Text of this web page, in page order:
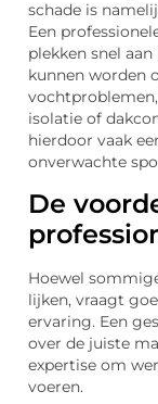
schade is
Een
plekken snel
kunnen worden
isolatie of
hierdoor vaak
onverwachte
De
Hoewel
lijken, vraagt
ervaring. Een
over de juiste
expertise om
voeren.